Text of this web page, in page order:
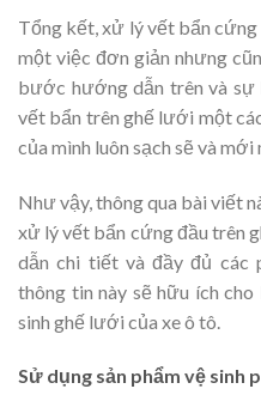
Tổng kết, xử lý vết bẩn
một việc đơn giản nhưng
bước hướng dẫn trên và sự
vết bẩn trên ghế lưới một
của mình luôn sạch sẽ và mới
Như vậy, thông qua bài viết
xử lý vết bẩn cứng đầu trên
dẫn chi tiết và đầy đủ các
thông tin này sẽ hữu ích
sinh ghế lưới của xe ô tô.
Sử dụng sản phẩm vệ sinh